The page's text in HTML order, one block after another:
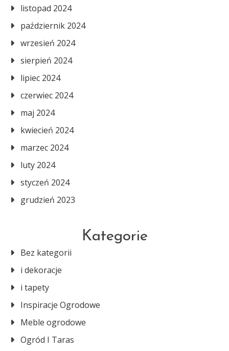
listopad 2024
październik 2024
wrzesień 2024
sierpień 2024
lipiec 2024
czerwiec 2024
maj 2024
kwiecień 2024
marzec 2024
luty 2024
styczeń 2024
grudzień 2023
Kategorie
Bez kategorii
i dekoracje
i tapety
Inspiracje Ogrodowe
Meble ogrodowe
Ogród I Taras